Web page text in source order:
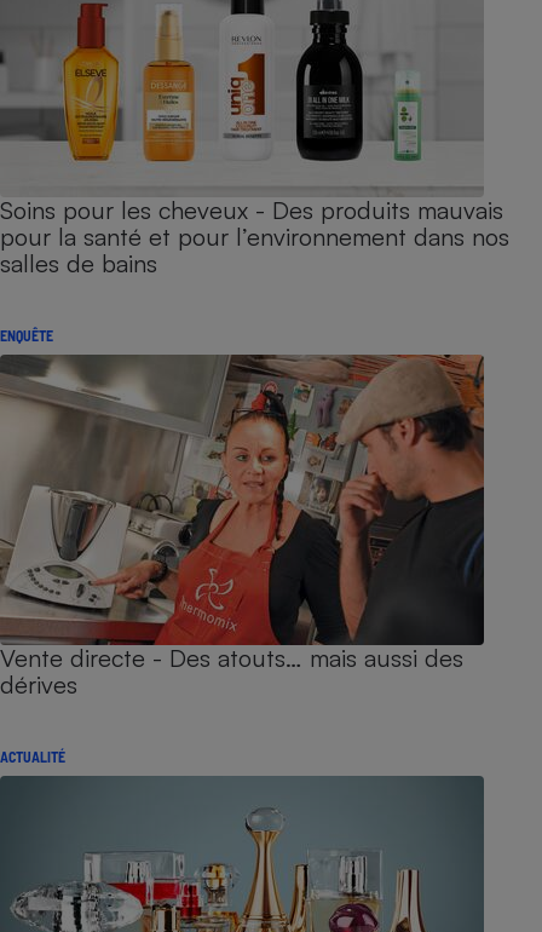
Soins pour les cheveux - Des produits mauvais
pour la santé et pour l’environnement dans nos
salles de bains
ENQUÊTE
Vente directe - Des atouts… mais aussi des
dérives
ACTUALITÉ